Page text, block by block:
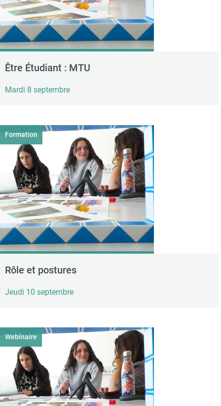
Être Étudiant : MTU
Mardi 8 septembre
Formation
Rôle et postures
Jeudi 10 septembre
Webinaire